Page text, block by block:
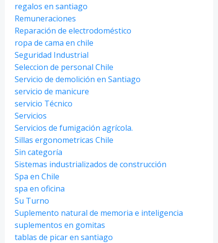
regalos en santiago
Remuneraciones
Reparación de electrodoméstico
ropa de cama en chile
Seguridad Industrial
Seleccion de personal Chile
Servicio de demolición en Santiago
servicio de manicure
servicio Técnico
Servicios
Servicios de fumigación agrícola.
Sillas ergonometricas Chile
Sin categoría
Sistemas industrializados de construcción
Spa en Chile
spa en oficina
Su Turno
Suplemento natural de memoria e inteligencia
suplementos en gomitas
tablas de picar en santiago